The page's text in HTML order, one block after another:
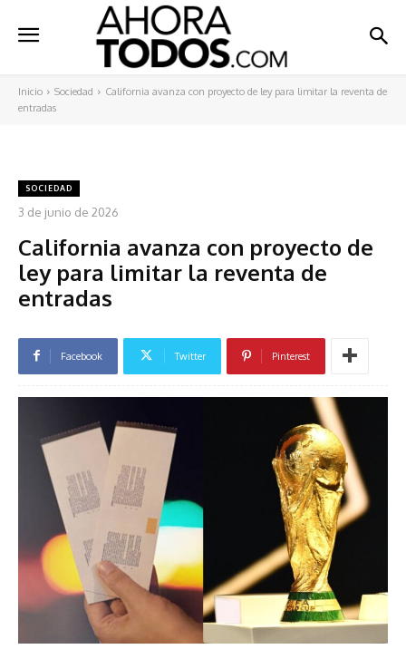
Inicio Sociedad
California avanza con proyecto de ley para limitar la reventa de
entradas
SOCIEDAD
3 de junio de 2026
California avanza con proyecto de
ley para limitar la reventa de
entradas
Facebook Twitter Pinterest